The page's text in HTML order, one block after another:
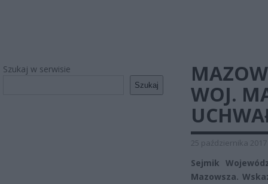
Szukaj w serwisie
Szukaj
WOJ.
25 października 2017
Sejmik
Mazowsza.